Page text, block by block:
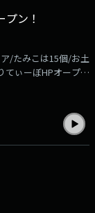
中のコーナーは●
てください。佐藤
メールの件名は
に限らず「行ってみ
送ってください。佐
メールの件名は
ン！
/たみこは15個/お土
てぃーぼHPオープ
Sunday」？radiko
aa4d-
募集しています！
中のコーナーは●
てください。佐藤
メールの件名は